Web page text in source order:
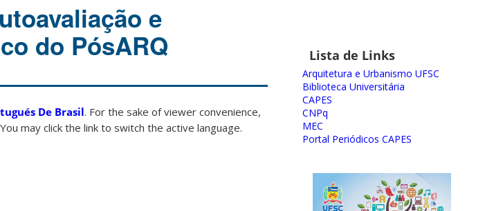
e
do PósARQ
De Brasil. For the sake of viewer convenience,
may click the link to switch the active language.
Lista de Links
Arquitetura e Urbanismo UFSC
Biblioteca Universitária
CAPES
CNPq
MEC
Portal Periódicos CAPES